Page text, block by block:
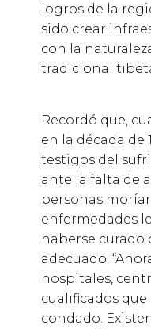
logros de la
sido crear
con la
tradicional
Recordó que,
en la década de
testigos del
ante la falta de
personas
enfermedades
haberse
adecuado.
hospitales,
cualificados
condado.